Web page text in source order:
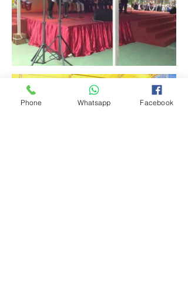
Phone Whatsapp Facebook